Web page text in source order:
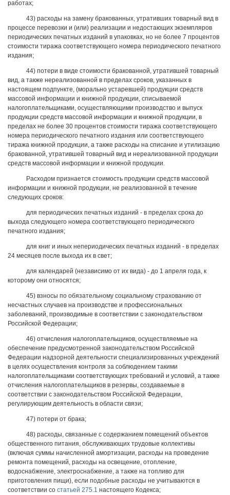
работах;
43) расходы на замену бракованных, утративших товарный вид в
процессе перевозки и (или) реализации и недостающих экземпляров
периодических печатных изданий в упаковках, но не более 7 процентов
стоимости тиража соответствующего номера периодического печатного
издания;
44) потери в виде стоимости бракованной, утратившей товарный
вид, а также нереализованной в пределах сроков, указанных в
настоящем подпункте, (морально устаревшей) продукции средств
массовой информации и книжной продукции, списываемой
налогоплательщиками, осуществляющими производство и выпуск
продукции средств массовой информации и книжной продукции, в
пределах не более 30 процентов стоимости тиража соответствующего
номера периодического печатного издания или соответствующего
тиража книжной продукции, а также расходы на списание и утилизацию
бракованной, утратившей товарный вид и нереализованной продукции
средств массовой информации и книжной продукции.
Расходом признается стоимость продукции средств массовой
информации и книжной продукции, не реализованной в течение
следующих сроков:
для периодических печатных изданий - в пределах срока до
выхода следующего номера соответствующего периодического
печатного издания;
для книг и иных непериодических печатных изданий - в пределах
24 месяцев после выхода их в свет;
для календарей (независимо от их вида) - до 1 апреля года, к
которому они относятся;
45) взносы по обязательному социальному страхованию от
несчастных случаев на производстве и профессиональных
заболеваний, производимые в соответствии с законодательством
Российской Федерации;
46) отчисления налогоплательщиков, осуществляемые на
обеспечение предусмотренной законодательством Российской
Федерации надзорной деятельности специализированных учреждений
в целях осуществления контроля за соблюдением такими
налогоплательщиками соответствующих требований и условий, а также
отчисления налогоплательщиков в резервы, создаваемые в
соответствии с законодательством Российской Федерации,
регулирующим деятельность в области связи;
47) потери от брака;
48) расходы, связанные с содержанием помещений объектов
общественного питания, обслуживающих трудовые коллективы
(включая суммы начисленной амортизации, расходы на проведение
ремонта помещений, расходы на освещение, отопление,
водоснабжение, электроснабжение, а также на топливо для
приготовления пищи), если подобные расходы не учитываются в
соответствии со статьей 275.1 настоящего Кодекса;